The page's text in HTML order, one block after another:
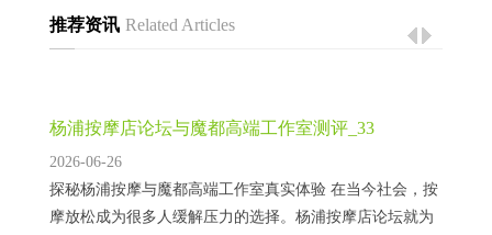
推荐资讯 Related Articles
‌杨浦按摩店论坛与魔都高端工作室测评‌_33
2026-06-26
探秘杨浦按摩与魔都高端工作室真实体验 在当今社会，按
摩放松成为很多人缓解压力的选择。杨浦按摩店论坛就为